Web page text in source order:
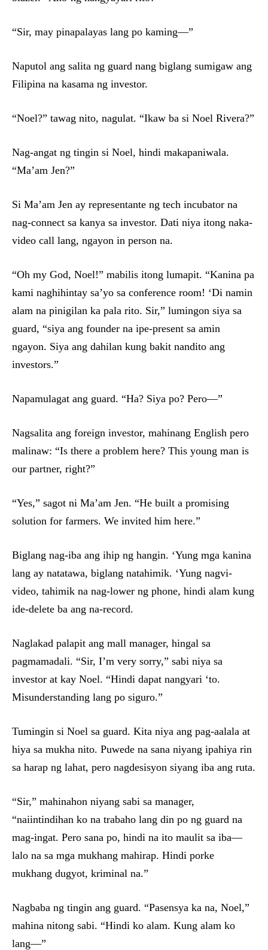
“Sir, may pinapalayas lang po kaming—”
Naputol ang salita ng guard nang biglang sumigaw ang
Filipina na kasama ng investor.
“Noel?” tawag nito, nagulat. “Ikaw ba si Noel Rivera?”
Nag-angat ng tingin si Noel, hindi makapaniwala.
“Ma’am Jen?”
Si Ma’am Jen ay representante ng tech incubator na
nag-connect sa kanya sa investor. Dati niya itong naka-
video call lang, ngayon in person na.
“Oh my God, Noel!” mabilis itong lumapit. “Kanina pa
kami naghihintay sa’yo sa conference room! ‘Di namin
alam na pinigilan ka pala rito. Sir,” lumingon siya sa
guard, “siya ang founder na ipe-present sa amin
ngayon. Siya ang dahilan kung bakit nandito ang
investors.”
Napamulagat ang guard. “Ha? Siya po? Pero—”
Nagsalita ang foreign investor, mahinang English pero
malinaw: “Is there a problem here? This young man is
our partner, right?”
“Yes,” sagot ni Ma’am Jen. “He built a promising
solution for farmers. We invited him here.”
Biglang nag-iba ang ihip ng hangin. ‘Yung mga kanina
lang ay natatawa, biglang natahimik. ‘Yung nagvi-
video, tahimik na nag-lower ng phone, hindi alam kung
ide-delete ba ang na-record.
Naglakad palapit ang mall manager, hingal sa
pagmamadali. “Sir, I’m very sorry,” sabi niya sa
investor at kay Noel. “Hindi dapat nangyari ‘to.
Misunderstanding lang po siguro.”
Tumingin si Noel sa guard. Kita niya ang pag-aalala at
hiya sa mukha nito. Puwede na sana niyang ipahiya rin
sa harap ng lahat, pero nagdesisyon siyang iba ang ruta.
“Sir,” mahinahon niyang sabi sa manager,
“naiintindihan ko na trabaho lang din po ng guard na
mag-ingat. Pero sana po, hindi na ito maulit sa iba—
lalo na sa mga mukhang mahirap. Hindi porke
mukhang dugyot, kriminal na.”
Nagbaba ng tingin ang guard. “Pasensya ka na, Noel,”
mahina nitong sabi. “Hindi ko alam. Kung alam ko
lang—”